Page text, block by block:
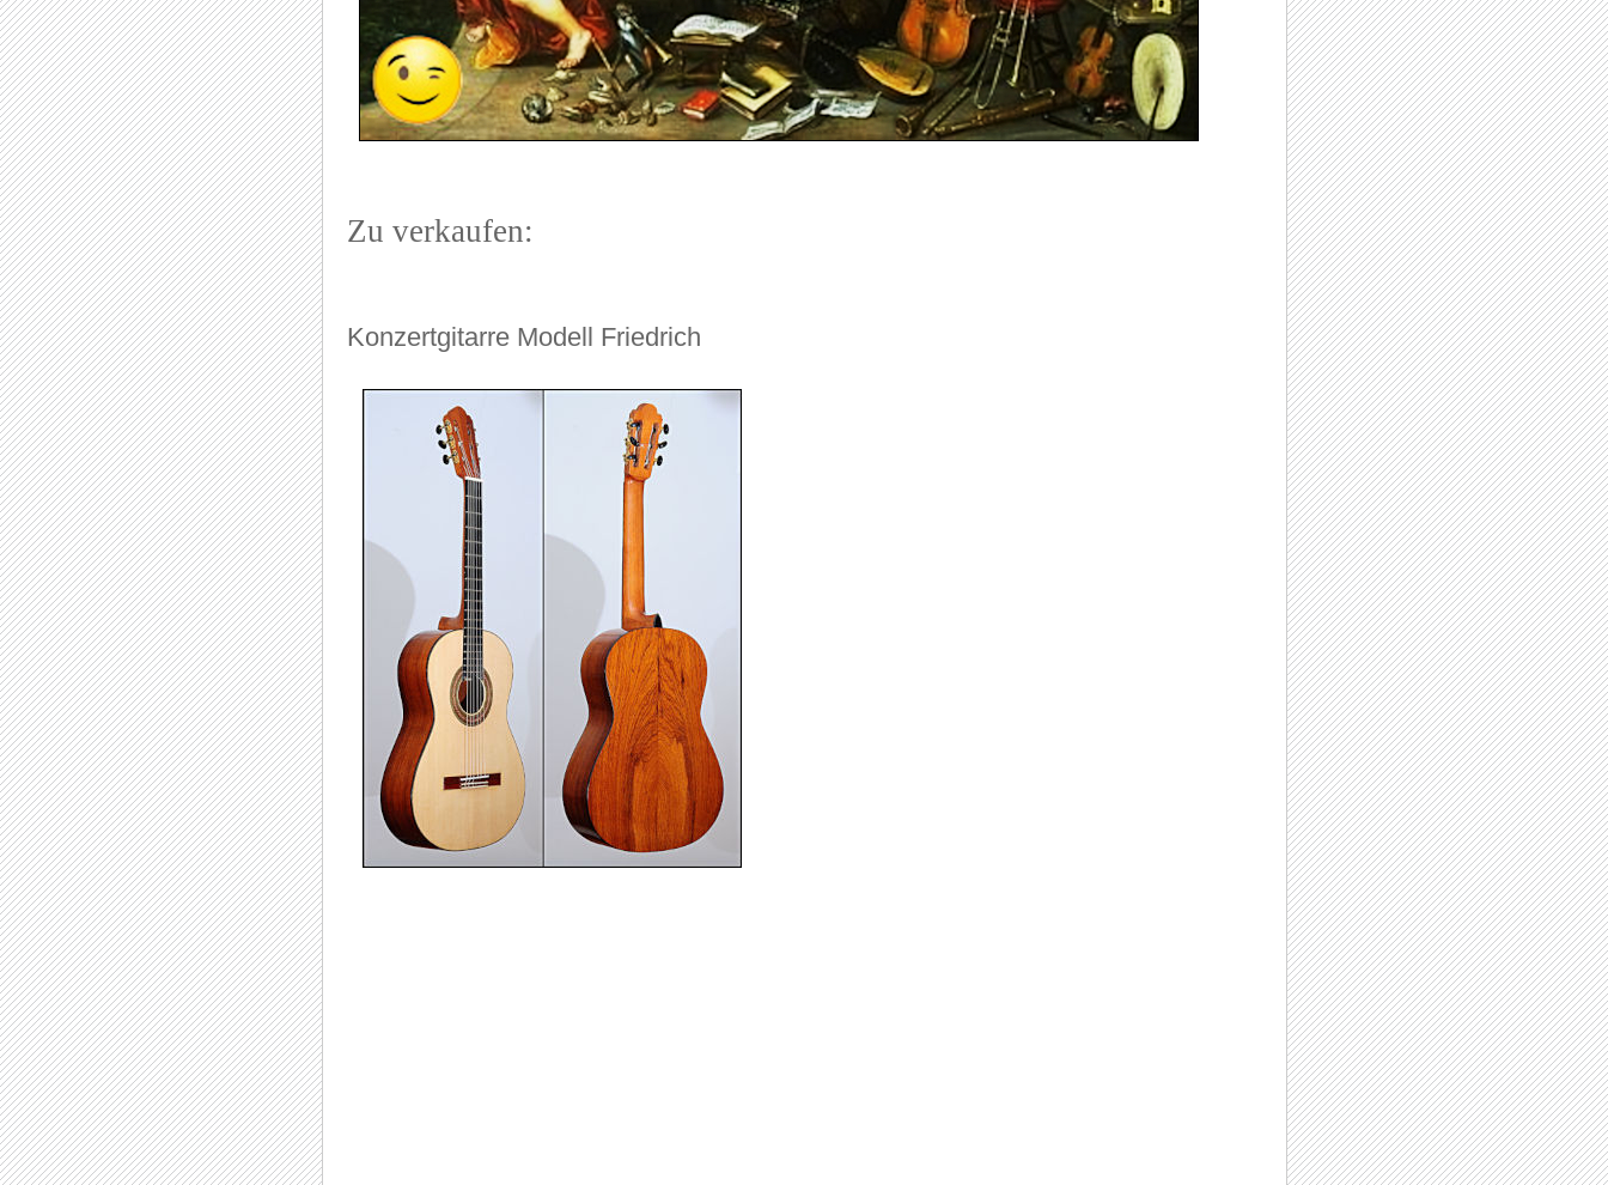
Zu verkaufen:
Konzertgitarre Modell Friedrich